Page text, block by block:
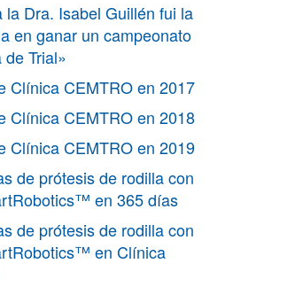
la Dra. Isabel Guillén fui la
en ganar un campeonato
Trial»
Clínica CEMTRO en 2017
Clínica CEMTRO en 2018
Clínica CEMTRO en 2019
de prótesis de rodilla con
en 365 días
de prótesis de rodilla con
en Clínica